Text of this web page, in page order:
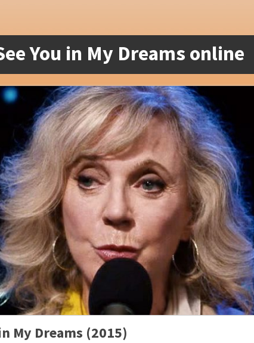
You in My Dreams online
My Dreams (2015)